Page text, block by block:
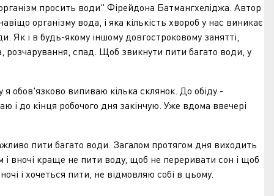
просить води" Фірейдона Батмангхеліджа. Автор
організму вода, і яка кількість хвороб у нас виникає
Як і в будь-якому іншому довгостроковому занятті,
розчарування, спад. Щоб звикнути пити багато води, у
випиваю кілька склянок. До обіду -
і до кінця робочого дня закінчую. Уже вдома ввечері
пити багато води. Загалом протягом дня виходить
і вночі краще не пити воду, щоб не переривати сон і щоб
і хочеться пити, не відмовляю собі в цьому.